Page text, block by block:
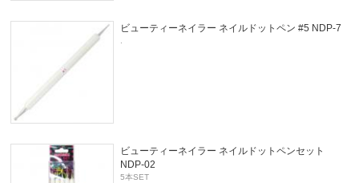
ビューティーネイラー ネイルドットペン #5 NDP-7
.
ビューティーネイラー ネイルドットペンセット
NDP-02
5本SET